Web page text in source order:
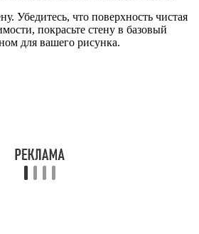
Убедитесь, что поверхность чистая
покрасьте стену в базовый
для вашего рисунка.